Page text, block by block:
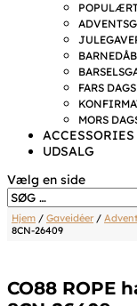
FARS
MORS
ACCESSORIES
UDSALG
Vælg en side
Hjem / Gaveidéer/
8CN-26409
CO88 ROPE